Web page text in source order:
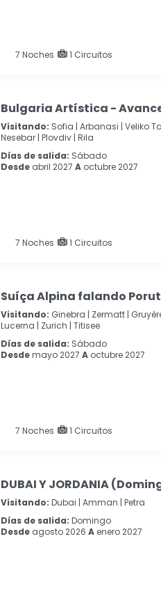
7 Noches 1 Circuitos
Bulgaria Artística -
Visitando: Sofia | Arbanasi | Veliko
Nesebar | Plovdiv | Rila
Días de salida: Sábado
Desde abril 2027 A octubre 2027
7 Noches 1 Circuitos
Suíça Alpina falando
Visitando: Ginebra | Zermatt |
Lucerna | Zurich | Titisee
Días de salida: Sábado
Desdemayo 2027 A octubre 2027
7 Noches 1 Circuitos
DUBAI Y JORDANIA
Visitando: Dubai | Amman | Petra
Días de salida: Domingo
Desde agosto 2026 A enero 2027